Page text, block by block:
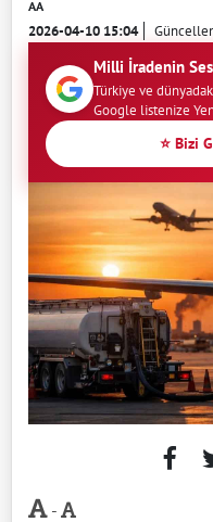
AA
2026-04-10 15:04
Milli İradenin
Türkiye ve
Google listenize
⭐ Bizi
-